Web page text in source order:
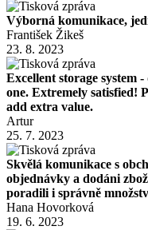
Výborná komunikace,
František Žikeš
23. 8. 2023
Excellent storage system
one. Extremely satisfied!
add extra value.
Artur
25. 7. 2023
Skvělá komunikace s
objednávky a dodáni
poradili i správně
Hana Hovorková
19. 6. 2023